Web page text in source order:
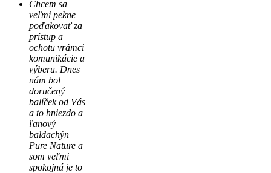
Chcem sa
veľmi pekne
poďakovať za
prístup a
ochotu vrámci
komunikácie a
výberu. Dnes
nám bol
doručený
balíček od Vás
a to hniezdo a
ľanový
baldachýn
Pure Nature a
som veľmi
spokojná je to